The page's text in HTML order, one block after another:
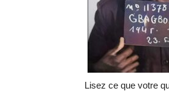
Lisez ce que votre